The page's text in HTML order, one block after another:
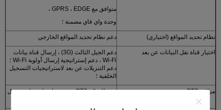
متوافق مع GPRS ، EDGE ،
وحدة واي فاي مضمنة ؛
نظام تحديد المواقع (اختياري) دعم نظام تحديد المواقع الخارجي
اختيار قناة نقل البيانات عن بعد
دعم الجيل الثالث (3G) ، إرسال قناة بيانات
Wi-Fi ، دعم إستراتيجية إرسال أولوية Wi-Fi ؛
دعم التنزيلات عن بعد لاستراتيجيات التسجيل
الخلفية ؛
مراقبة PTZ
دعم التحكم PTZ يتحقق بواسطة برنامج عميل